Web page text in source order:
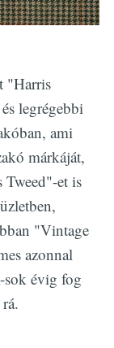
"Harris
legrégebbi
ami
márkáját,
Tweed"-et is
"Vintage
azonnal
sok évig fog